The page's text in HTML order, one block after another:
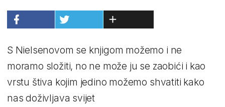
S Nielsenovom se knjigom možemo i ne
moramo složiti, no ne može ju se zaobići i kao
vrstu štiva kojim jedino možemo shvatiti kako
nas doživljava svijet